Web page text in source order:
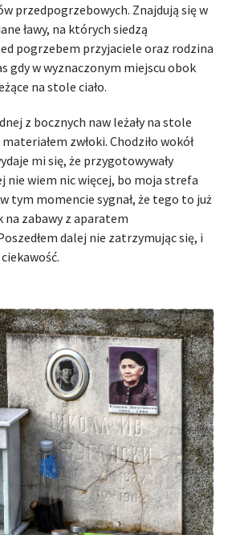
przedpogrzebowych. Znajdują się w
ławy, na których siedzą
pogrzebem przyjaciele oraz rodzina
gdy w wyznaczonym miejscu obok
na stole ciało.
z bocznych naw leżały na stole
zwłoki. Chodziło wokół
mi się, że przygotowywały
nie wiem nic więcej, bo moja strefa
tym momencie sygnał, że tego to już
na zabawy z aparatem
dalej nie zatrzymując się, i